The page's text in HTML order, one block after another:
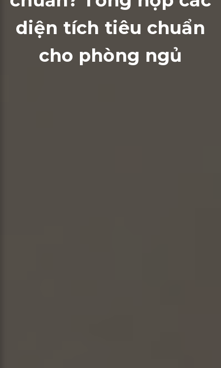
diện tích tiêu chuẩn
cho phòng ngủ